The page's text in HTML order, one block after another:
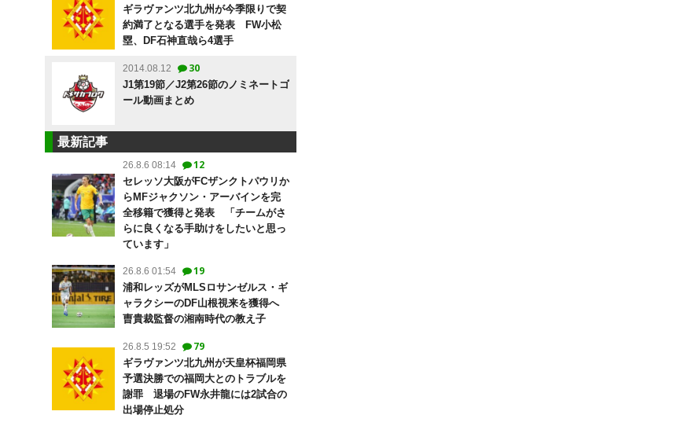
ギラヴァンツ北九州が今季限りで契
約満了となる選手を発表 FW小松
塁、DF石神直哉ら4選手
2014.08.12 30
J1第19節／J2第26節のノミネートゴ
ール動画まとめ
最新記事
26.8.6 08:14 12
セレッソ大阪がFCザンクトパウリか
らMFジャクソン・アーバインを完
全移籍で獲得と発表 「チームがさ
らに良くなる手助けをしたいと思っ
ています」
26.8.6 01:54 19
浦和レッズがMLSロサンゼルス・ギ
ャラクシーのDF山根視来を獲得へ
曺貴裁監督の湘南時代の教え子
26.8.5 19:52 79
ギラヴァンツ北九州が天皇杯福岡県
予選決勝での福岡大とのトラブルを
謝罪 退場のFW永井龍には2試合の
出場停止処分